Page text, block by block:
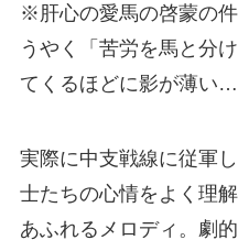
※肝心の愛馬の啓蒙の
うやく「苦労を馬と分
てくるほどに影が薄い…
実際に中支戦線に従軍
士たちの心情をよく理
あふれるメロディ。劇